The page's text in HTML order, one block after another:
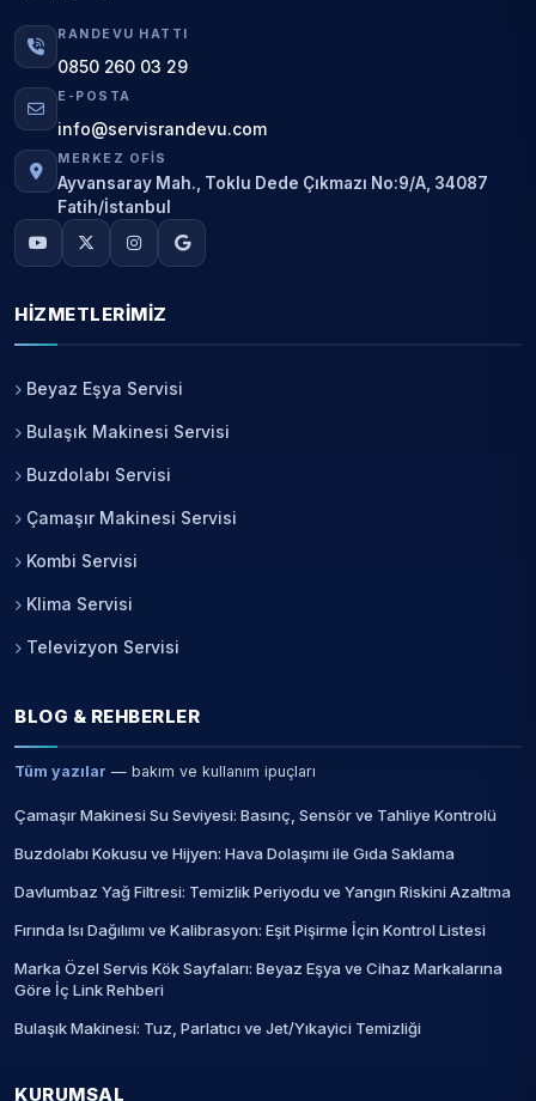
RANDEVU HATTI
0850 260 03 29
E-POSTA
info@servisrandevu.com
MERKEZ OFIS
Ayvansaray Mah., Toklu Dede Çıkmazı No:9/A, 34087
Fatih/İstanbul
HIZMETLERIMIZ
Beyaz Eşya Servisi
Bulaşık Makinesi Servisi
Buzdolabı Servisi
Çamaşır Makinesi Servisi
Kombi Servisi
Klima Servisi
Televizyon Servisi
BLOG & REHBERLER
Tüm yazılar — bakım ve kullanım ipuçları
Çamaşır Makinesi Su Seviyesi: Basınç, Sensör ve Tahliye Kontrolü
Buzdolabı Kokusu ve Hijyen: Hava Dolaşımı ile Gıda Saklama
Davlumbaz Yağ Filtresi: Temizlik Periyodu ve Yangın Riskini Azaltma
Fırında Isı Dağılımı ve Kalibrasyon: Eşit Pişirme İçin Kontrol Listesi
Marka Özel Servis Kök Sayfaları: Beyaz Eşya ve Cihaz Markalarına
Göre İç Link Rehberi
Bulaşık Makinesi: Tuz, Parlatıcı ve Jet/Yıkayici Temizliği
KURUMSAL